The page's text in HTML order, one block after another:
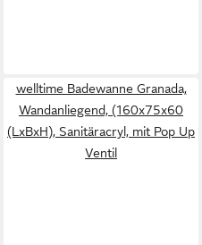
welltime Badewanne Granada,
Wandanliegend, (160x75x60
(LxBxH), Sanitäracryl, mit Pop Up
Ventil